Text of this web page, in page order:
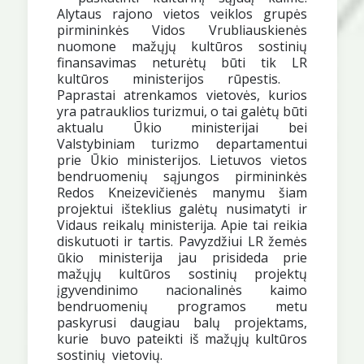
Alytaus rajono vietos veiklos grupės
pirmininkės Vidos Vrubliauskienės
nuomone mažųjų kultūros sostinių
finansavimas neturėtų būti tik LR
kultūros ministerijos rūpestis.
Paprastai atrenkamos vietovės, kurios
yra patrauklios turizmui, o tai galėtų būti
aktualu Ūkio ministerijai bei
Valstybiniam turizmo departamentui
prie Ūkio ministerijos. Lietuvos vietos
bendruomenių sąjungos pirmininkės
Redos Kneizevičienės manymu šiam
projektui išteklius galėtų nusimatyti ir
Vidaus reikalų ministerija. Apie tai reikia
diskutuoti ir tartis. Pavyzdžiui LR žemės
ūkio ministerija jau prisideda prie
mažųjų kultūros sostinių projektų
įgyvendinimo nacionalinės kaimo
bendruomenių programos metu
paskyrusi daugiau balų projektams,
kurie buvo pateikti iš mažųjų kultūros
sostinių vietovių.